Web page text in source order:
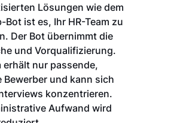
Lösungen wie dem
Bot ist es, Ihr HR-Team zu
Der Bot übernimmt die
und Vorqualifizierung.
erhält nur passende,
Bewerber und kann sich
konzentrieren.
Aufwand wird